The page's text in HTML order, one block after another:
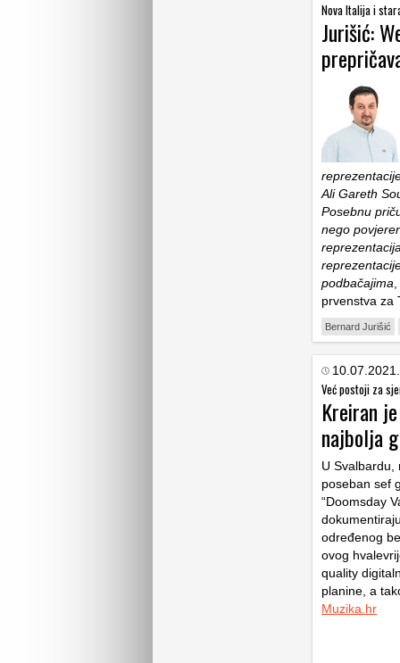
Nova Italija i
Jurišić:
Ali Gareth
Posebnu
nego
podbačajima
prvenstva za
Bernard Jurišić
Već postoji za
Kreiran
najbolja
U Svalbardu,
poseban sef
“Doomsday
određenog
ovog
quality
planine, a
Muzika.hr